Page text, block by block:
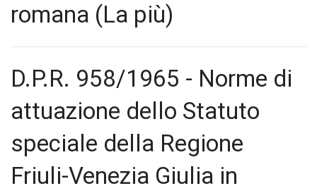
romana (La più)
D.P.R. 958/1965 - Norme di
attuazione dello Statuto
speciale della Regione
Friuli-Venezia Giulia in